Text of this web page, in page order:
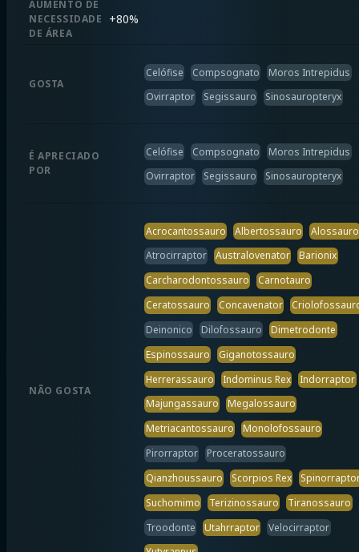
AUMENTO DE
NECESSIDADE
DE ÁREA
+80%
GOSTA
Celófise Compsognato
Moros Intrepidus
Ovirraptor
Segissauro Sinosauropteryx
É APRECIADO
POR
Celófise Compsognato
Moros Intrepidus
Ovirraptor
Segissauro Sinosauropteryx
NÃO GOSTA
Acrocantossauro Albertossauro
Alossauro
Atrocirraptor
Australovenator
Barionix
Carcharodontossauro
Carnotauro
Ceratossauro
Concavenator
Deinonico
Dilofossauro
Dimetrodonte
Espinossauro
Giganotossauro
Herrerassauro
Indominus Rex
Indorraptor
Majungassauro
Megalossauro
Metriacantossauro
Monolofossauro
Pirorraptor
Proceratossauro
Qianzhoussauro
Scorpios Rex
Suchomimo
Terizinossauro
Tiranossauro
Troodonte
Utahrraptor
Velocirraptor